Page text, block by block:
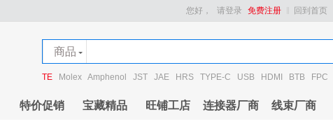
回到首页
您好， 请登录 免费注册
商品
店铺
TE Molex Amphenol JST JAE HRS TYPE-C USB HDMI BTB FPC
特价促销 宝藏精品 旺铺工店 连接器厂商 线束厂商